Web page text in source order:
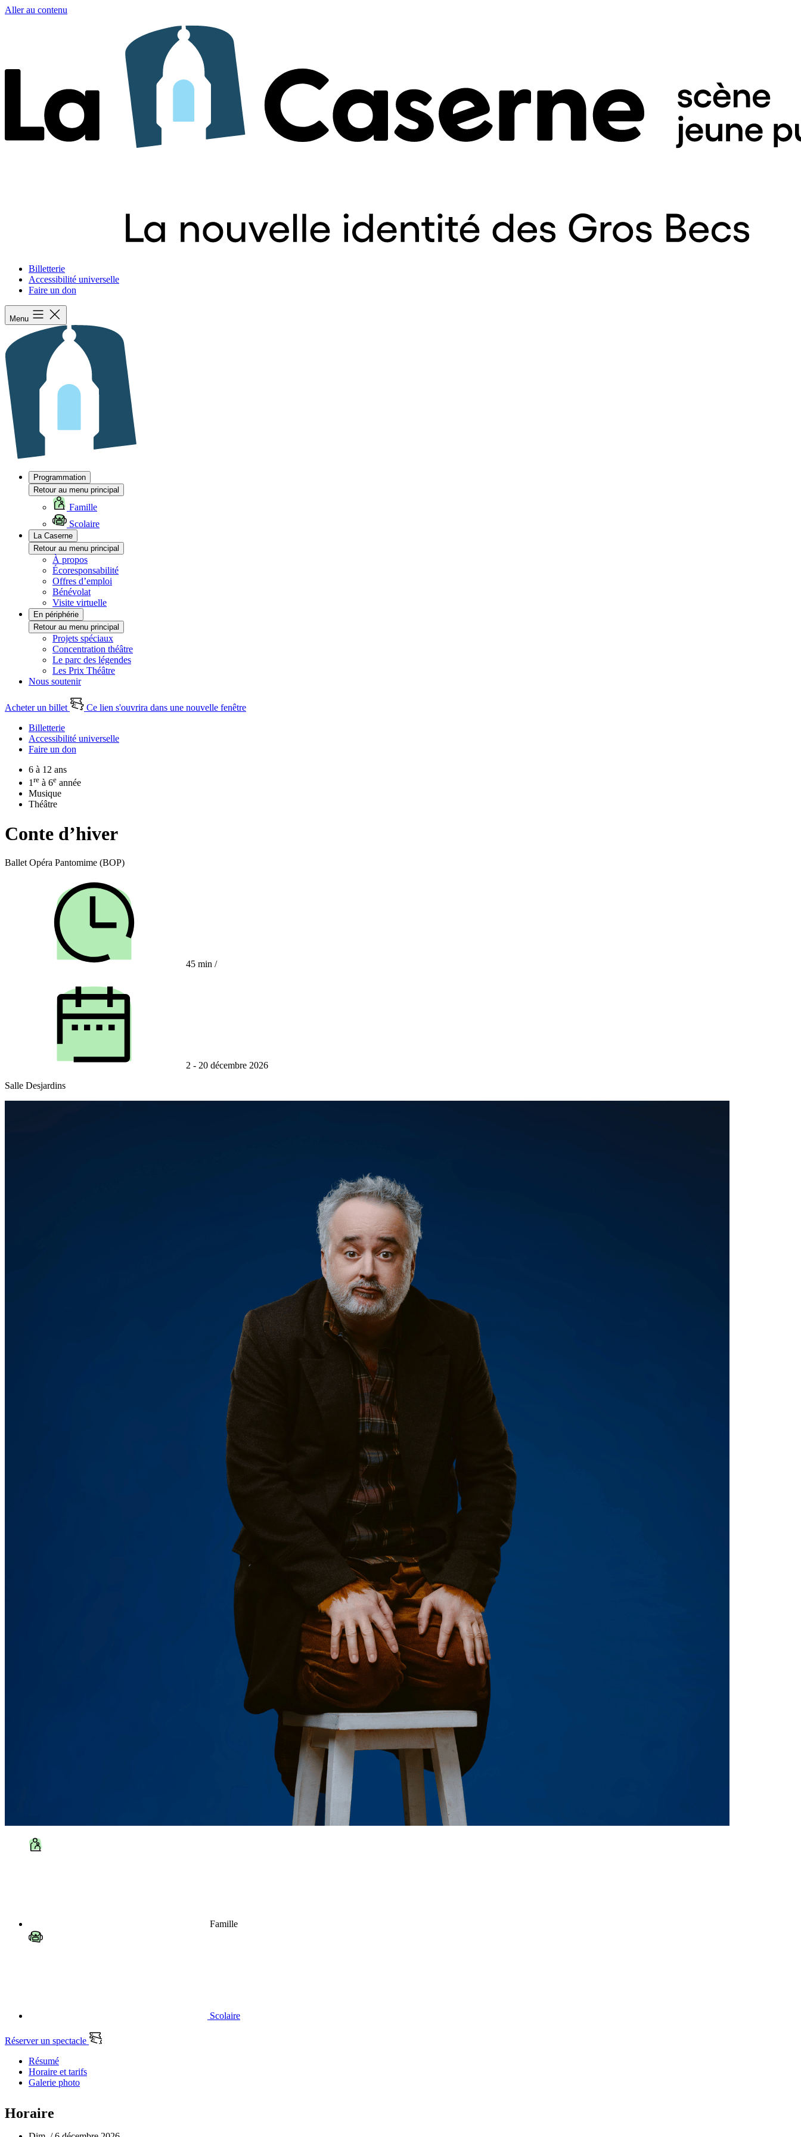
Aller au contenu
Billetterie
Accessibilité universelle
Faire un don
Menu
Programmation
Retour au menu principal
Famille
Scolaire
La Caserne
Retour au menu principal
À propos
Écoresponsabilité
Offres d’emploi
Bénévolat
Visite virtuelle
En périphérie
Retour au menu principal
Projets spéciaux
Concentration théâtre
Le parc des légendes
Les Prix Théâtre
Nous soutenir
Acheter un billet
Ce lien s'ouvrira dans une nouvelle fenêtre
Billetterie
Accessibilité universelle
Faire un don
6 à 12 ans
1 re à 6e année
Musique
Théâtre
Conte d’hiver
Ballet Opéra Pantomime (BOP)
45 min /
2 - 20 décembre 2026
Salle Desjardins
Famille
Scolaire
Réserver un spectacle
Résumé
Horaire et tarifs
Galerie photo
Horaire